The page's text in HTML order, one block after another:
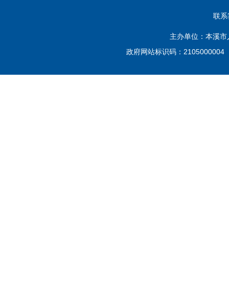
联系
主办单位：本溪
政府网站标识码：